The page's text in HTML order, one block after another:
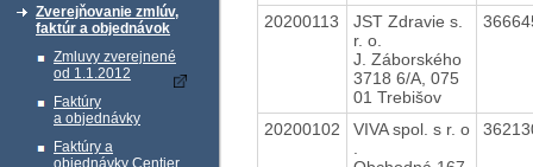
Zverejňovanie zmlúv,
faktúr a objednávok
Zmluvy zverejnené
od 1.1.2012
Faktúry
a objednávky
Faktúry a
objednávky Centier
20200113
JST Zdravie s.
r. o.
J. Záborského
3718 6/A, 075
01 Trebišov
20200102
VIVA spol. s r. o